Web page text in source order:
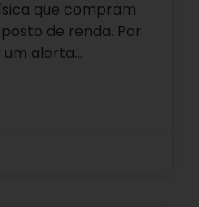
que compram
de renda. Por
um alerta…